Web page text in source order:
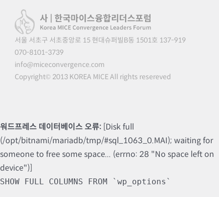
서울 서초구 서초중앙로 15 현대슈퍼빌B동 1501호 137-919
070-8101-3739
info@miceconvergence.com
Copyright© 2013 KOREA MICE All rights resereved
워드프레스 데이터베이스 오류: [Disk full
(/opt/bitnami/mariadb/tmp/#sql_1063_0.MAI); waiting for
someone to free some space... (errno: 28 "No space left on
device")]
SHOW FULL COLUMNS FROM `wp_options`